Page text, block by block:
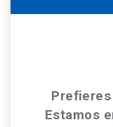
Estamos